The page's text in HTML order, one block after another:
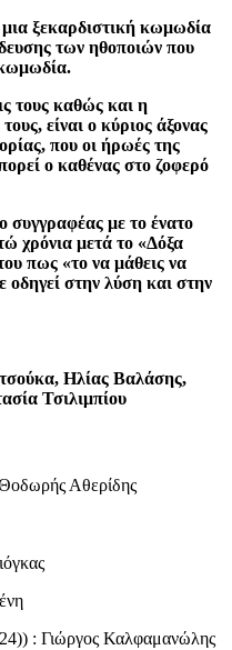
ξεκαρδιστική κωμωδία
των ηθοποιών που
τους καθώς και η
είναι ο κύριος άξονας
που οι ήρωές της
ο καθένας στο ζοφερό
συγγραφέας με το ένατο
χρόνια μετά το «Δόξα
πως «το να μάθεις να
οδηγεί στην λύση και στην
Ηλίας Βαλάσης,
Τσιλιμπίου
Αθερίδης
: Γιώργος Καλφαμανώλης